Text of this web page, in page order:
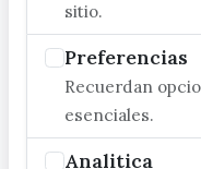
sitio.
Preferencias
Recuerdan
esenciales.
Analitica